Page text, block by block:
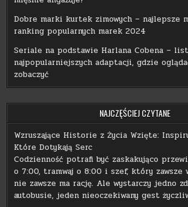
Dobre marki kurtek zimowych – najlepsze
ranking popularnych marek 2024
Seriale na podstawie Harlana Cobena –
najpopularniejszych adaptacji, gdzie
zobaczyć
NAJCZĘŚCIEJ CZYTANE
Wzruszające Historie z Życia Wzięte:
Które Dotykają Serc
Codzienność potrafi być zaskakująco
o 7:00, tramwaj o 8:00 i szef, który
nie zawsze ma rację. Ale wystarczy jedno
autobusie, jeden nieoczekiwany gest